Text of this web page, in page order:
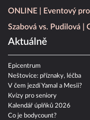
ONLINE
Eventový
Szabová vs. Pudilová
Aktuálně
Epicentrum
Neštovice: příznaky, léčba
V čem jezdí Yamal a Mesii?
Kvízy pro seniory
Kalendář úplňků 2026
Co je bodycount?